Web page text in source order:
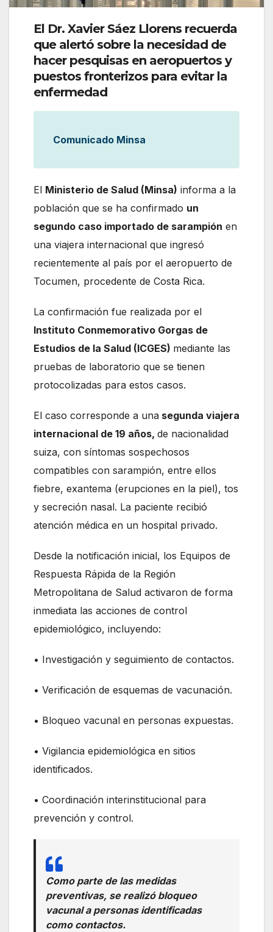
El Dr. Xavier Sáez Llorens recuerda
que alertó sobre la necesidad de
hacer pesquisas en aeropuertos y
puestos fronterizos para evitar la
enfermedad
Comunicado Minsa
El Ministerio de Salud (Minsa) informa a la
población que se ha confirmado un
segundo caso importado de sarampión en
una viajera internacional que ingresó
recientemente al país por el aeropuerto de
Tocumen, procedente de Costa Rica.
La confirmación fue realizada por el
Instituto Conmemorativo Gorgas de
Estudios de la Salud (ICGES) mediante las
pruebas de laboratorio que se tienen
protocolizadas para estos casos.
El caso corresponde a una segunda viajera
internacional de 19 años, de nacionalidad
suiza, con síntomas sospechosos
compatibles con sarampión, entre ellos
fiebre, exantema (erupciones en la piel), tos
y secreción nasal. La paciente recibió
atención médica en un hospital privado.
Desde la notificación inicial, los Equipos de
Respuesta Rápida de la Región
Metropolitana de Salud activaron de forma
inmediata las acciones de control
epidemiológico, incluyendo:
• Investigación y seguimiento de contactos.
• Verificación de esquemas de vacunación.
• Bloqueo vacunal en personas expuestas.
• Vigilancia epidemiológica en sitios
identificados.
• Coordinación interinstitucional para
prevención y control.
Como parte de las medidas
preventivas, se realizó bloqueo
vacunal a personas identificadas
como contactos.